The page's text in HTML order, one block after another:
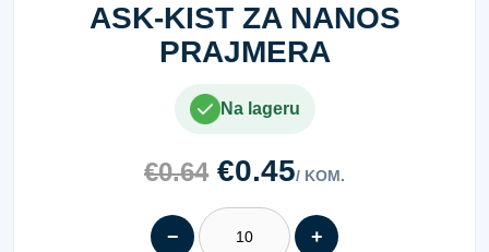
ASK-KIST ZA NANOS
PRAJMERA
Na lageru
€0.64 €0.45/ KOM.
− +